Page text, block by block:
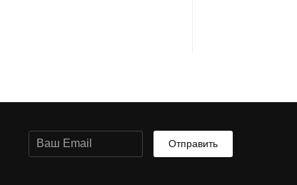
Отправить